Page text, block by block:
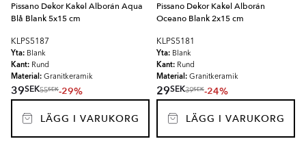
Pissano Dekor Kakel Alborán Aqua
Blå Blank 5x15 cm
KLPS5187
Yta: Blank
Kant: Rund
Material: Granitkeramik
39SEK55SEK-29%
LÄGG I VARUKORG
Pissano Dekor Kakel Alborán
Oceano Blank 2x15 cm
KLPS5181
Yta: Blank
Kant: Rund
Material: Granitkeramik
29SEK39SEK-24%
LÄGG I VARUKORG